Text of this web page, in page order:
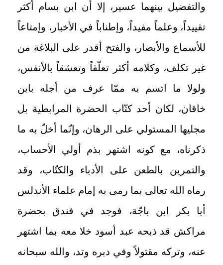
والتفضيل بينهما عسير، إلا أن ابن بسام أكثر
تقييداً، وعلماً مفيداً، وإطناباً في الأخبار، وإمتاعاً
للأسماع والأبصار، والفتح أقدر على البلاغة من
غير تكلف، وكلامه أكثر تعلّقاً وتعشقاً بالأنفس،
ولولا ما اتسم به ممّا عرف من أجله بابن
خاقان، لكان أحد كتّاب الحضرة المرابطية بل
مجليها المستولي على الرهان، وإنّما أخلّ به ما
ذكرناه، مع كونه اشتهر بذم أولي الأحساب،
والتمرين بالطعن على الأدباء والكتّاب، وقد
رماه الله تعالى بما رمى به إمام علماء الأندلس
أبا بكر ابن باجّة، فوجد في فندق بحضرة
مراكش قد ذبحه عبد أسود خلا معه بما اشتهر
عنه، وتركه مقتولاً وفي دبره وتد، والله سبحانه